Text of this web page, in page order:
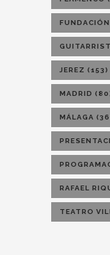
JEREZ (153)
MADRID
MÁLAGA
RAFAEL
TEATRO